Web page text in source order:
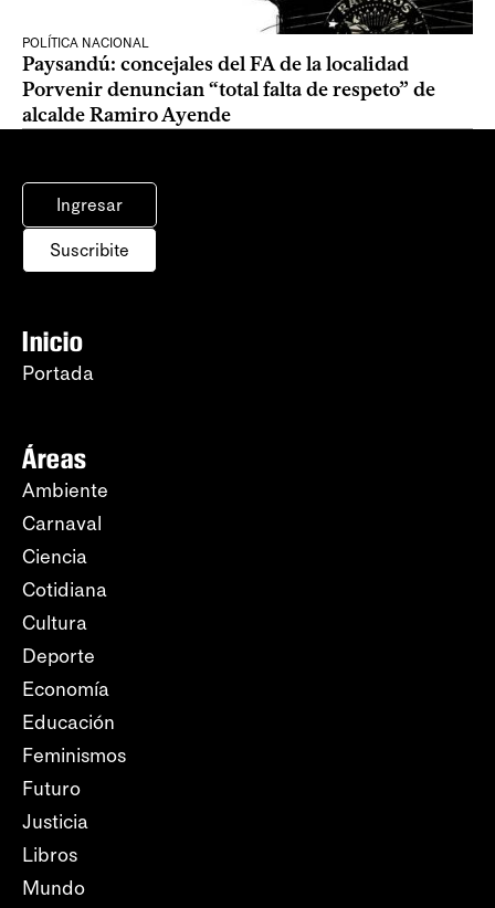
POLÍTICA NACIONAL
Paysandú: concejales del FA de la localidad
Porvenir denuncian “total falta de respeto” de
alcalde Ramiro Ayende
Ingresar
Suscribite
Inicio
Portada
Áreas
Ambiente
Carnaval
Ciencia
Cotidiana
Cultura
Deporte
Economía
Educación
Feminismos
Futuro
Justicia
Libros
Mundo